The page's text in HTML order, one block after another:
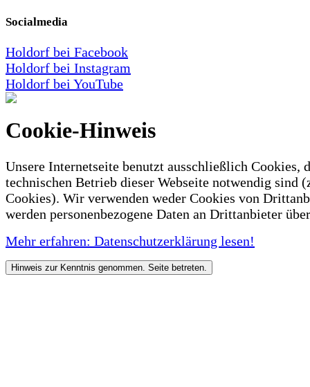
Socialmedia
Holdorf bei Facebook
Holdorf bei Instagram
Holdorf bei YouTube
Cookie-Hinweis
Unsere Internetseite benutzt ausschließlich Cookies,
technischen Betrieb dieser Webseite notwendig sind
Cookies). Wir verwenden weder Cookies von
werden personenbezogene Daten an Drittanbieter
Mehr erfahren: Datenschutzerklärung lesen!
Hinweis zur Kenntnis genommen. Seite betreten.